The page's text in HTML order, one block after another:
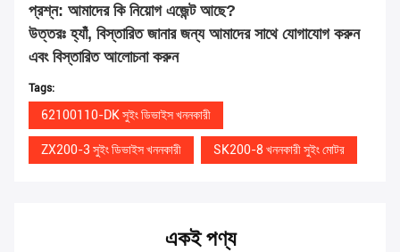
প্রশ্ন: আমাদের কি নিয়োগ এজেন্ট আছে?
উত্তরঃ হ্যাঁ, বিস্তারিত জানার জন্য আমাদের সাথে যোগাযোগ করুন
এবং বিস্তারিত আলোচনা করুন
Tags:
62100110-DK সুইং ডিভাইস খননকারী
ZX200-3 সুইং ডিভাইস খননকারী SK200-8 খননকারী সুইং মোটর
একই পণ্য